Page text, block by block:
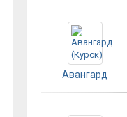
Авангард